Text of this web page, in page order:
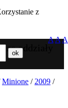
z
oddziały
AAA
Minione / 2009 /